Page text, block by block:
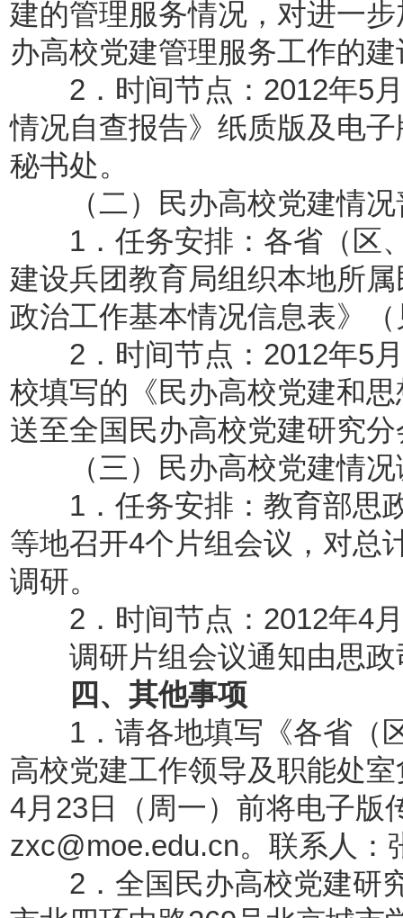
建的管理服务情况，对进一
办高校党建管理服务工作的
2．时间节点：2012年5月
情况自查报告》纸质版及电
秘书处。
（二）民办高校党建情况
1．任务安排：各省（区、
建设兵团教育局组织本地所
政治工作基本情况信息表》
2．时间节点：2012年5月
校填写的《民办高校党建和
送至全国民办高校党建研究
（三）民办高校党建情况
1．任务安排：教育部思政
等地召开4个片组会议，对总
调研。
2．时间节点：2012年4
调研片组会议通知由思政
四、其他事项
1．请各地填写《各省（区
高校党建工作领导及职能处
4月23日（周一）前将电子版
zxc@moe.edu.cn。联系人
2．全国民办高校党建研究